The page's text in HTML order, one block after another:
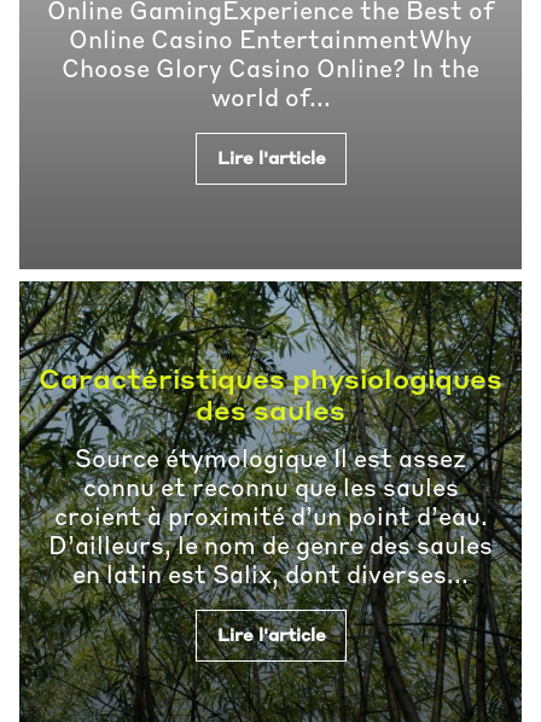
Online GamingExperience the Best of
Online Casino EntertainmentWhy
Choose Glory Casino Online? In the
world of...
Lire l'article
Caractéristiques physiologiques
des saules
Source étymologique Il est assez
connu et reconnu que les saules
croient à proximité d’un point d’eau.
D’ailleurs, le nom de genre des saules
en latin est Salix, dont diverses...
Lire l'article